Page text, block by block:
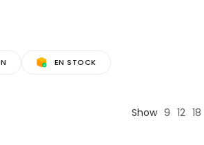
EN STOCK
Show 9 12 18